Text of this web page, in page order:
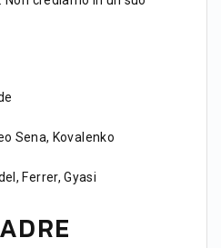
Sena, Kovalenko
Ferrer, Gyasi